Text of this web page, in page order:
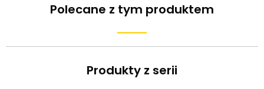
Polecane z tym produktem
Produkty z serii